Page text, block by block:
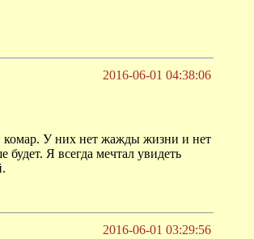
2016-06-01 04:38:06
комар. У них нет жажды жизни и нет
Я всегда мечтал увидеть
2016-06-01 03:29:56